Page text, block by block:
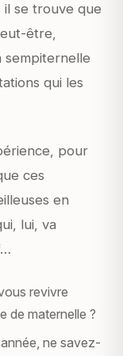
il se trouve que
être,
sempiternelle
qui les
pour
ces
en
lui, va
revivre
de maternelle ?
ne savez-